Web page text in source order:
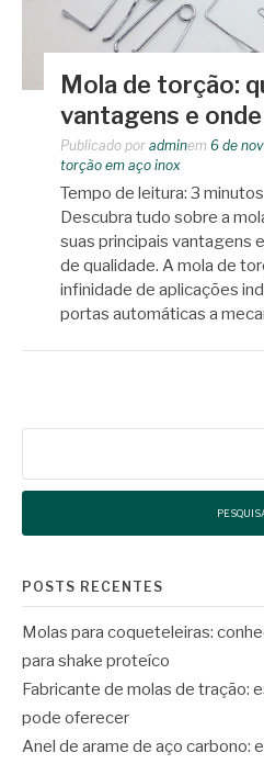
Mola de torção:
vantagens e
Publicado por adminem 6 de
torção em aço inox
Tempo de leitura: 3 minutos
Descubra tudo sobre a
suas principais vantagens
de qualidade. A mola de
infinidade de aplicações
portas automáticas a
POSTS RECENTES
Molas para coqueteleiras:
para shake proteíco
Fabricante de molas de tração:
pode oferecer
Anel de arame de aço carbono: